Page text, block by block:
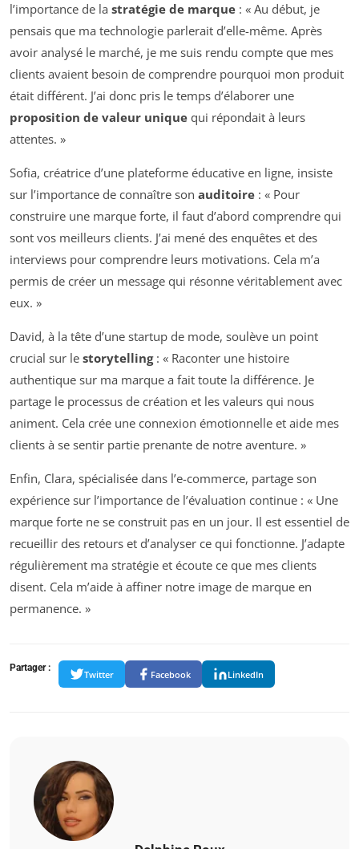
l’importance de la stratégie de marque : « Au début, je
pensais que ma technologie parlerait d’elle-même. Après
avoir analysé le marché, je me suis rendu compte que mes
clients avaient besoin de comprendre pourquoi mon produit
était différent. J’ai donc pris le temps d’élaborer une
proposition de valeur unique qui répondait à leurs
attentes. »
Sofia, créatrice d’une plateforme éducative en ligne, insiste
sur l’importance de connaître son auditoire : « Pour
construire une marque forte, il faut d’abord comprendre qui
sont vos meilleurs clients. J’ai mené des enquêtes et des
interviews pour comprendre leurs motivations. Cela m’a
permis de créer un message qui résonne véritablement avec
eux. »
David, à la tête d’une startup de mode, soulève un point
crucial sur le storytelling: « Raconter une histoire
authentique sur ma marque a fait toute la différence. Je
partage le processus de création et les valeurs qui nous
animent. Cela crée une connexion émotionnelle et aide mes
clients à se sentir partie prenante de notre aventure. »
Enfin, Clara, spécialisée dans l’e-commerce, partage son
expérience sur l’importance de l’évaluation continue : « Une
marque forte ne se construit pas en un jour. Il est essentiel de
recueillir des retours et d’analyser ce qui fonctionne. J’adapte
régulièrement ma stratégie et écoute ce que mes clients
disent. Cela m’aide à affiner notre image de marque en
permanence. »
Partager :
Twitter Facebook LinkedIn